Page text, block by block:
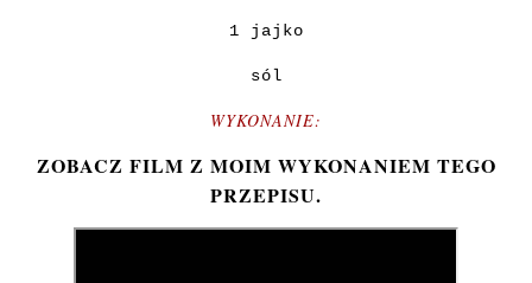
1 jajko
sól
WYKONANIE:
ZOBACZ FILM Z MOIM WYKONANIEM TEGO
PRZEPISU.